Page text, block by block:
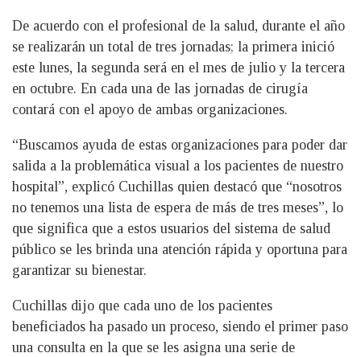
De acuerdo con el profesional de la salud, durante el año
se realizarán un total de tres jornadas; la primera inició
este lunes, la segunda será en el mes de julio y la tercera
en octubre. En cada una de las jornadas de cirugía
contará con el apoyo de ambas organizaciones.
“Buscamos ayuda de estas organizaciones para poder dar
salida a la problemática visual a los pacientes de nuestro
hospital”, explicó Cuchillas quien destacó que “nosotros
no tenemos una lista de espera de más de tres meses”, lo
que significa que a estos usuarios del sistema de salud
público se les brinda una atención rápida y oportuna para
garantizar su bienestar.
Cuchillas dijo que cada uno de los pacientes
beneficiados ha pasado un proceso, siendo el primer paso
una consulta en la que se les asigna una serie de